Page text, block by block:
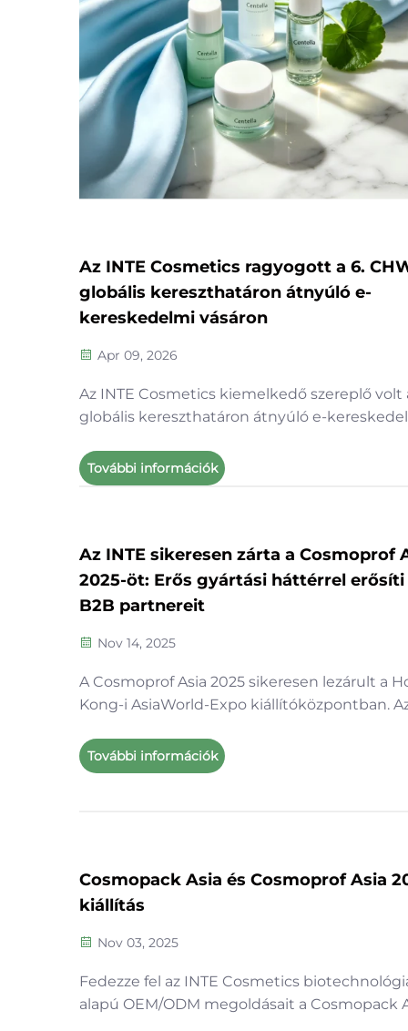
Az INTE Cosmetics ragyogott a 6.
globális kereszthatáron átnyúló e-
kereskedelmi vásáron
Apr 09, 2026
Az INTE Cosmetics kiemelkedő szereplő volt
globális kereszthatáron átnyúló e-
termékeinket és szakmai OEM/ODM
szolgáltatásainkat. Mélyreható
További információk
Az INTE sikeresen zárta a Cosmoprof
2025-öt: Erős gyártási háttérrel erősíti
B2B partnereit
Nov 14, 2025
A Cosmoprof Asia 2025 sikeresen lezárult a
Kong-i AsiaWorld-Expo kiállítóközpontban.
termékkínálatát bemutatta a 10-J04-es
jelentős figyelmet kiváltva globális B2B
További információk
Cosmopack Asia és Cosmoprof Asia
kiállítás
Nov 03, 2025
Fedezze fel az INTE Cosmetics
alapú OEM/ODM megoldásait a Cosmopack